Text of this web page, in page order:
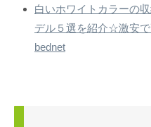
白いホワイトカラーの
デル５選を紹介☆激安
bednet